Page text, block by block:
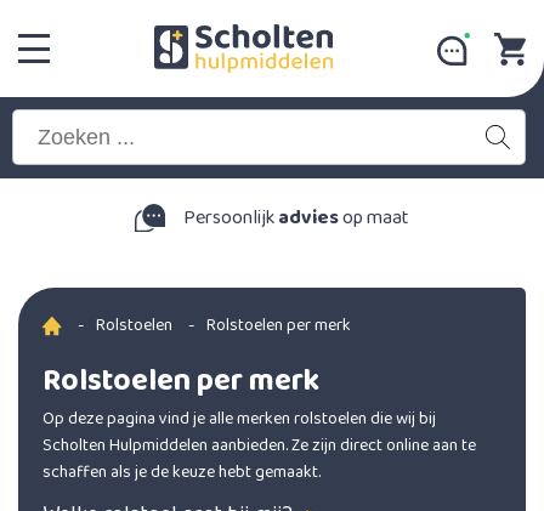
Persoonlijkadviesop maat
- Rolstoelen - Rolstoelen per merk
Rolstoelen per merk
Op deze pagina vind je alle merken rolstoelen die wij bij
Scholten Hulpmiddelen aanbieden. Ze zijn direct online aan te
schaffen als je de keuze hebt gemaakt.